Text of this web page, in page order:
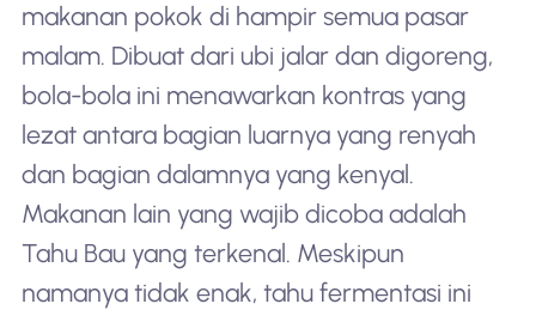
makanan pokok di hampir semua pasar
malam. Dibuat dari ubi jalar dan digoreng,
bola-bola ini menawarkan kontras yang
lezat antara bagian luarnya yang renyah
dan bagian dalamnya yang kenyal.
Makanan lain yang wajib dicoba adalah
Tahu Bau yang terkenal. Meskipun
namanya tidak enak, tahu fermentasi ini